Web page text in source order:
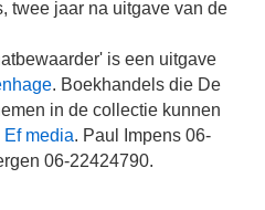
twee jaar na uitgave van de
is een uitgave
. Boekhandels die De
in de collectie kunnen
Ef media. Paul Impens 06-
06-22424790.